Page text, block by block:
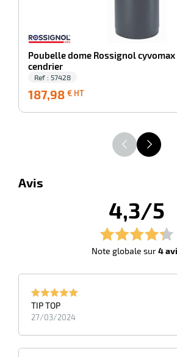
Poubelle dome Rossignol cyvomax
cendrier
Ref : 57428
187,98 € HT
HT
Avis
4,3/5
Note globale sur4
TIP TOP
27/03/2024